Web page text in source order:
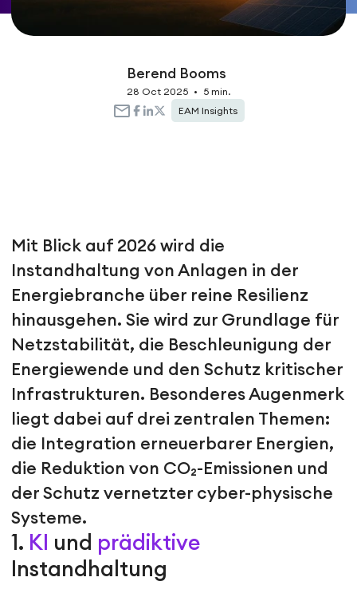
Berend Booms
28 Oct 2025 •
5 min.
EAM Insights
Mit Blick auf 2026 wird die
Instandhaltung von Anlagen in der
Energiebranche über reine Resilienz
hinausgehen. Sie wird zur Grundlage für
Netzstabilität, die Beschleunigung der
Energiewende und den Schutz kritischer
Infrastrukturen. Besonderes Augenmerk
liegt dabei auf drei zentralen Themen:
die Integration erneuerbarer Energien,
die Reduktion von CO₂-Emissionen und
der Schutz vernetzter cyber-physische
Systeme.
1. KI und prädiktive
Instandhaltung